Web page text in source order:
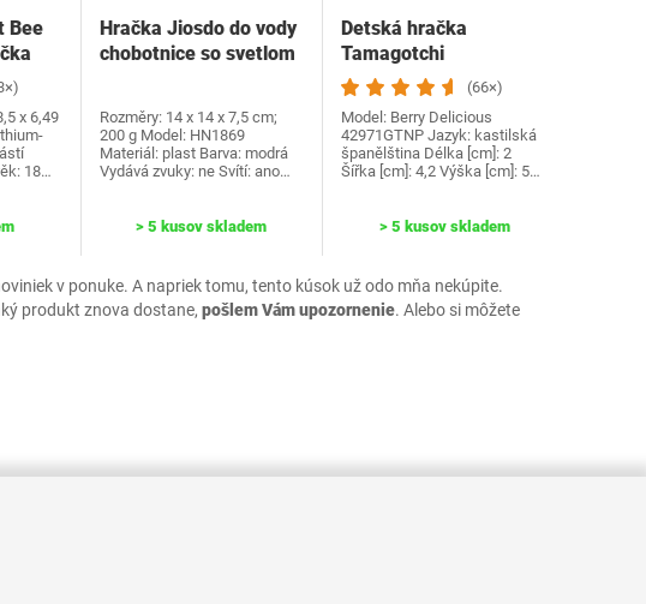
v ponuke. A napriek tomu, tento kúsok už odo mňa nekúpite.
produkt znova dostane, pošlem Vám upozornenie. Alebo si môžete
Bee
x 6,49
‎18…
Hračka Jiosdo do vody
chobotnice so svetlom
Rozměry: ‎14 x 14 x 7,5 cm;
200 g Model: ‎HN1869
Materiál: plast Barva: modrá
Vydává zvuky: ne Svítí: ano…
> 5 kusov skladem
Detská hračka
Tamagotchi
42971GTNP
(66×)
Model: ‎Berry Delicious
42971GTNP Jazyk:‎ kastilská
španělština Délka [cm]: 2
Šířka [cm]: 4,2 Výška [cm]: 5…
> 5 kusov skladem